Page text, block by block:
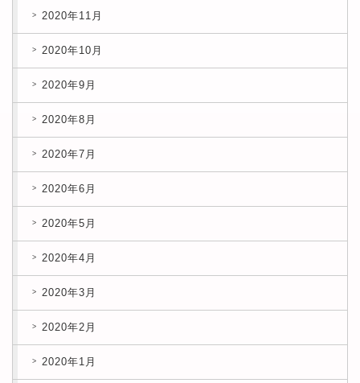
2020年11月
2020年10月
2020年9月
2020年8月
2020年7月
2020年6月
2020年5月
2020年4月
2020年3月
2020年2月
2020年1月